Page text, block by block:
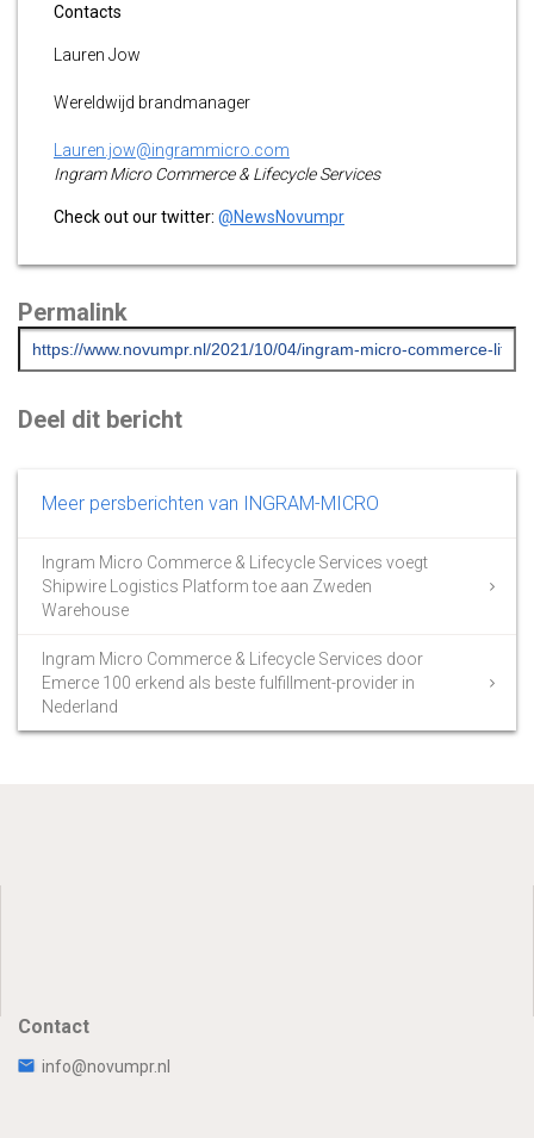
Contacts
Lauren Jow
Wereldwijd brandmanager
Lauren.jow@ingrammicro.com
Ingram Micro Commerce & Lifecycle Services
Check out our twitter: @NewsNovumpr
Permalink
Deel dit bericht
Meer persberichten van INGRAM-MICRO
Ingram Micro Commerce & Lifecycle Services voegt
Shipwire Logistics Platform toe aan Zweden
Warehouse
Ingram Micro Commerce & Lifecycle Services door
Emerce 100 erkend als beste fulfillment-provider in
Nederland
Contact
info@novumpr.nl